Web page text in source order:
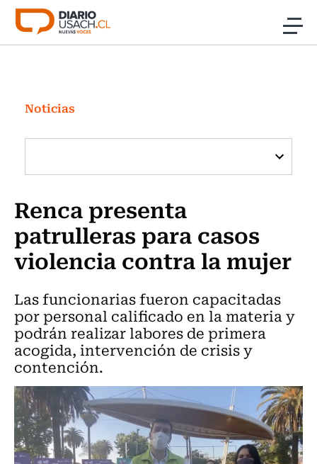
Click acá para ir directamente al contenido
Investigación
Cultura
Programas Radio y TV Usach
Noticias
Renca presenta
patrulleras para casos
violencia contra la mujer
Las funcionarias fueron capacitadas
por personal calificado en la materia y
podrán realizar labores de primera
acogida, intervención de crisis y
contención.